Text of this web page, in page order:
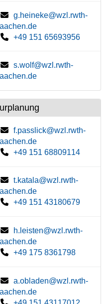
g.heineke@wzl.rwth-
aachen.de
+49 151 65693956
s.wolf@wzl.rwth-
aachen.de
f.passlick@wzl.rwth-
aachen.de
+49 151 68809114
t.katala@wzl.rwth-
aachen.de
+49 151 43180679
h.leisten@wzl.rwth-
aachen.de
+49 175 8361798
a.obladen@wzl.rwth-
aachen.de